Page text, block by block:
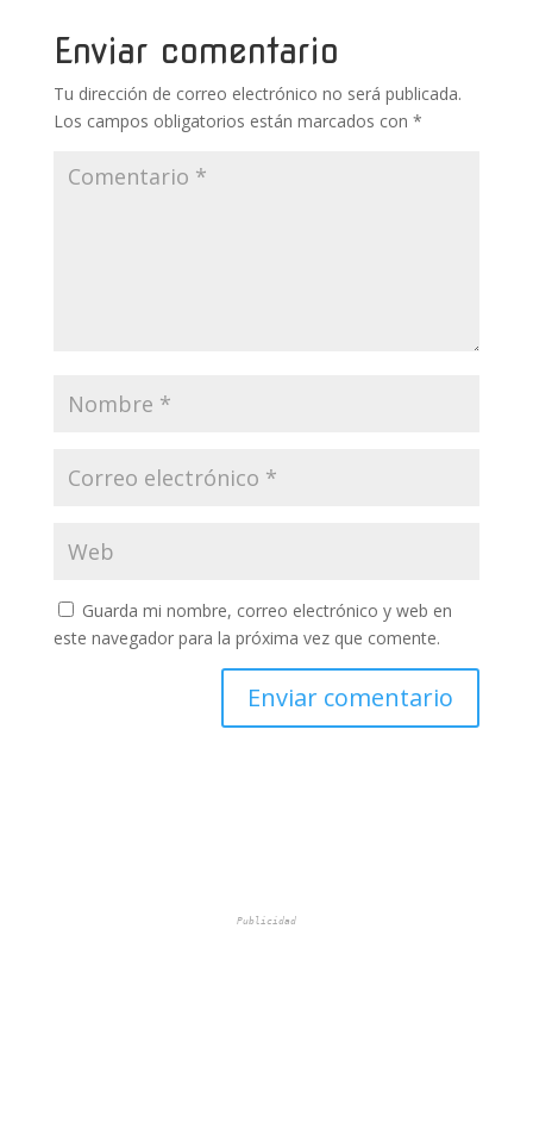
o
k p r
Enviar comentario
Tu dirección de correo electrónico no será publicada.
Los campos obligatorios están marcados con *
Guarda mi nombre, correo electrónico y web en
este navegador para la próxima vez que comente.
Publicidad